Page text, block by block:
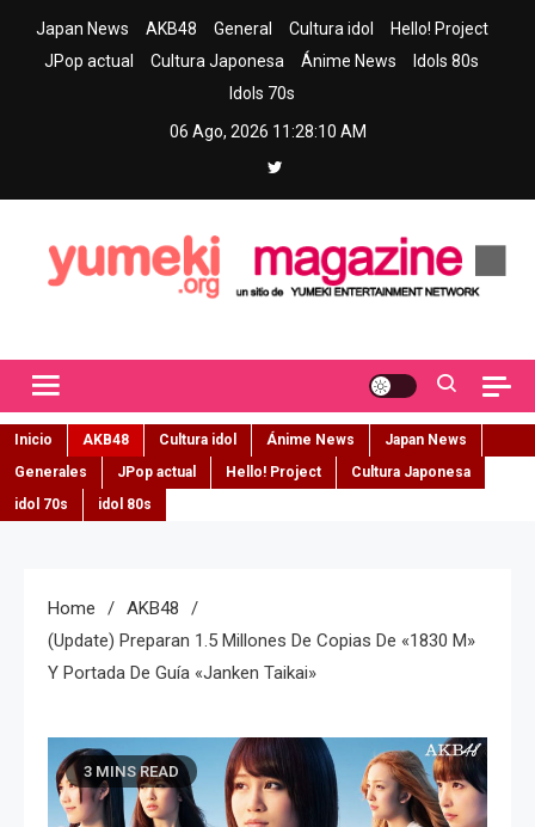
Japan News AKB48 General Cultura idol
Hello! Project
JPop actual
Cultura Japonesa Ánime News
Idols 80s
Idols 70s
06 Ago, 2026 11:28:11 AM
Inicio AKB48 Cultura idol Ánime News
Japan News
Generales
JPop actual Hello! Project
Cultura Japonesa
idol 70s
idol 80s
Home
AKB48
(Update) Preparan 1.5 Millones De Copias De «1830 M»
Y Portada De Guía «Janken Taikai»
3 MINS READ